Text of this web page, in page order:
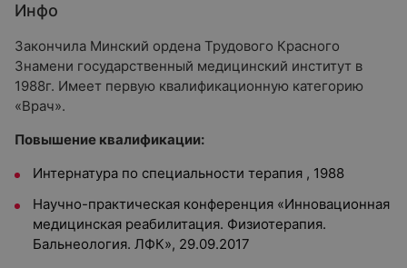
Инфо
Закончила Минский ордена Трудового Красного
Знамени государственный медицинский институт в
1988г. Имеет первую квалификационную категорию
«Врач».
Повышение квалификации:
Интернатура по специальности терапия , 1988
Научно-практическая конференция «Инновационная
медицинская реабилитация. Физиотерапия.
Бальнеология. ЛФК», 29.09.2017